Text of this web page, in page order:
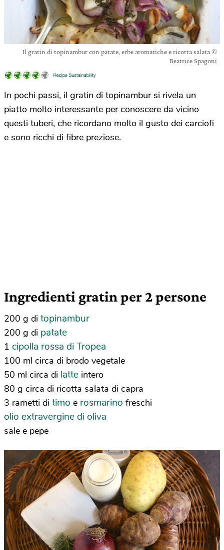
Il gratin di topinambur con patate, erbe aromatiche e ricotta salata ©
Beatrice Spagoni
In pochi passi, il gratin di topinambur si rivela un
piatto molto interessante per conoscere da vicino
questi tuberi, che ricordano molto il gusto dei carciofi
e sono ricchi di fibre preziose.
Ingredienti gratin per 2 persone
200 g di topinambur
200 g di patate
1 cipolla rossa di Tropea
100 ml circa di brodo vegetale
50 ml circa di latte intero
80 g circa di ricotta salata di capra
3 rametti di timo e rosmarino freschi
olio extravergine di oliva
sale e pepe